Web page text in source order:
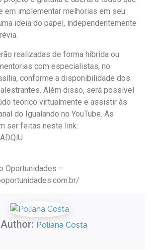
em implementar melhorias em seu
ideia do papel, independentemente
realizadas de forma híbrida ou
com especialistas, no
conforme a disponibilidade dos
Além disso, será possível
teórico virtualmente e assistir às
do Igualando no YouTube. As
ser feitas neste link:
Oportunidades –
Author: Poliana Costa